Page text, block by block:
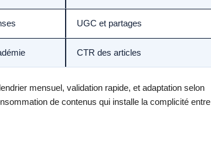
UGC et partages
CTR des articles
mensuel, validation rapide, et adaptation selon
de contenus qui installe la complicité entre